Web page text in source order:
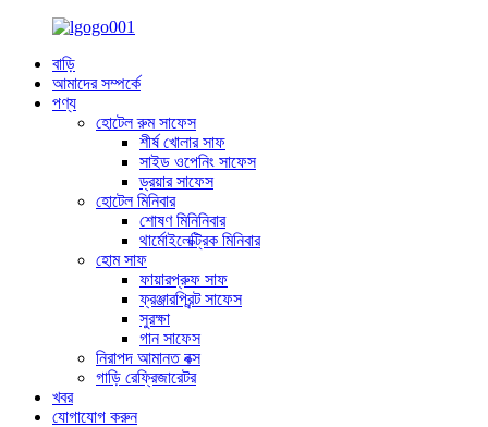
বাড়ি
আমাদের সম্পর্কে
পণ্য
হোটেল রুম সাফেস
শীর্ষ খোলার সাফ
সাইড ওপেনিং সাফেস
ড্রয়ার সাফেস
হোটেল মিনিবার
শোষণ মিনিনিবার
থার্মোইলেক্ট্রিক মিনিবার
হোম সাফ
ফায়ারপ্রুফ সাফ
ফ্রঞ্জারপ্রিন্ট সাফেস
সুরক্ষা
গান সাফেস
নিরাপদ আমানত বক্স
গাড়ি রেফ্রিজারেটর
খবর
যোগাযোগ করুন